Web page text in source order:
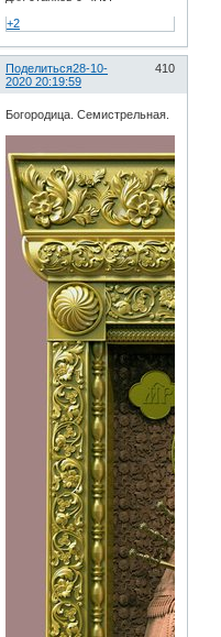
+2
Поделиться 410
28-10-
2020 20:19:59
Богородица. Семистрельная.